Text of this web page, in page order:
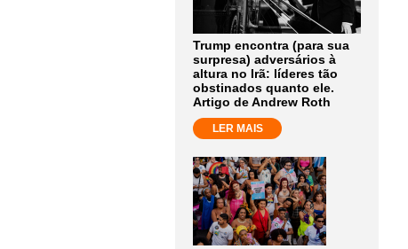
Trump encontra (para sua
surpresa) adversários à
altura no Irã: líderes tão
obstinados quanto ele.
Artigo de Andrew Roth
LER MAIS